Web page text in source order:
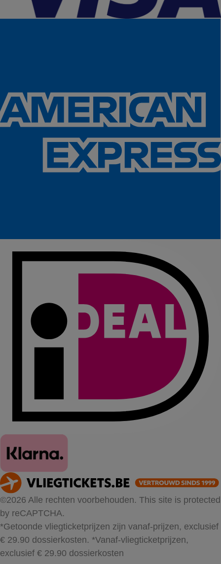
©2026 Alle rechten voorbehouden. This site is protected
by reCAPTCHA.
*Getoonde vliegticketprijzen zijn vanaf-prijzen, exclusief
€ 29.90 dossierkosten. *Vanaf-vliegticketprijzen,
exclusief € 29.90 dossierkosten